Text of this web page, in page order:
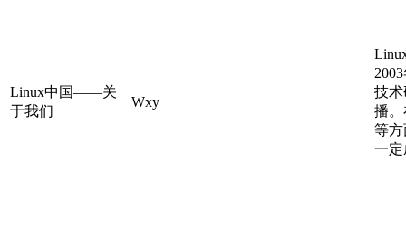
Linux中国——关
于我们
Wxy
技
播
等
一